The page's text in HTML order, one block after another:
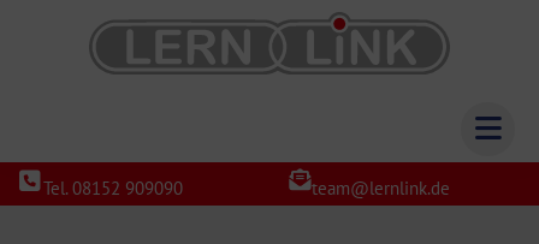
Tel. 08152 909090 team@lernlink.de